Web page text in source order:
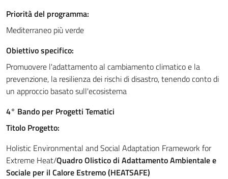
Priorità del programma:
Mediterraneo più verde
Obiettivo specifico:
Promuovere l'adattamento al cambiamento climatico e la
prevenzione, la resilienza dei rischi di disastro, tenendo conto di
un approccio basato sull'ecosistema
4° Bando per Progetti Tematici
Titolo Progetto:
Holistic Environmental and Social Adaptation Framework for
Extreme Heat/Quadro Olistico di Adattamento Ambientale e
Sociale per il Calore Estremo (HEATSAFE)